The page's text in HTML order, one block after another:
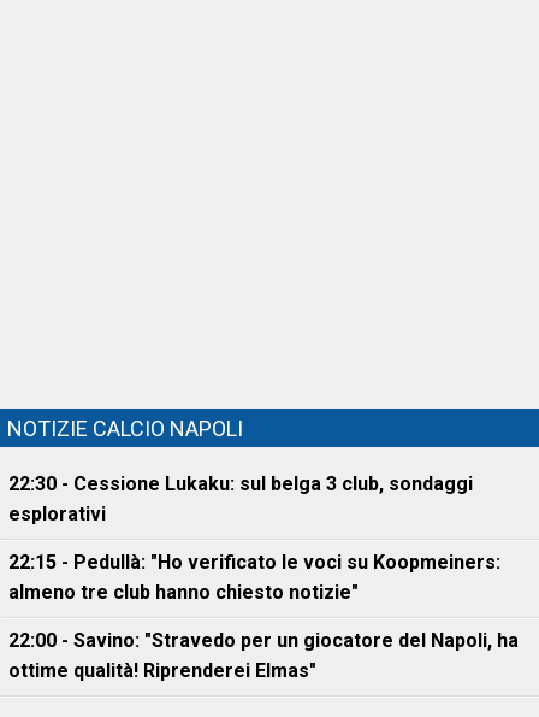
NOTIZIE CALCIO NAPOLI
22:30 - Cessione Lukaku: sul belga 3 club, sondaggi
esplorativi
22:15 - Pedullà: "Ho verificato le voci su Koopmeiners:
almeno tre club hanno chiesto notizie"
22:00 - Savino: "Stravedo per un giocatore del Napoli, ha
ottime qualità! Riprenderei Elmas"